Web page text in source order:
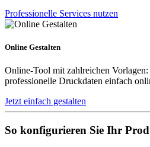
Professionelle Services nutzen
Online Gestalten
Online-Tool mit zahlreichen Vorlagen:
professionelle Druckdaten einfach
Jetzt einfach gestalten
So konfigurieren Sie Ihr